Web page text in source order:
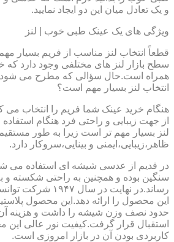
و یک تعادل میان این دو ایجاد نمایید.
ویژگی های یک عینک طبی خوب | لنز
قطعاً انتخاب لنز مناسب از فریم بسیار
سطح بازار لنز های مختلفی وجود دارد که
همراه است.حال سؤالی که مطرح می شود
انتخاب لنز بسیار مهم است؟
هنگام خرید عینک شما فریم را انتخاب می
از جهت زیبایی و راحتی فرد هنگام
لنز بسیار مهم تر است زیرا به طور
ظاهر،زیبایی،ایمنی و بینایی،سروکار دارد.
در قدیم از عدسی شیشه ای استفاده می
سنگین بوده و همچنین به راحتی شکسته
رساند.در نهایت در
این محصول را ارائه دهد.این محصول
حدود نصف وزن شیشه را داشت و هزینه آن
استقبال قرار گرفت.کیفیت نور عالی این
کاربردی بودن آن در بازار امروزی است.